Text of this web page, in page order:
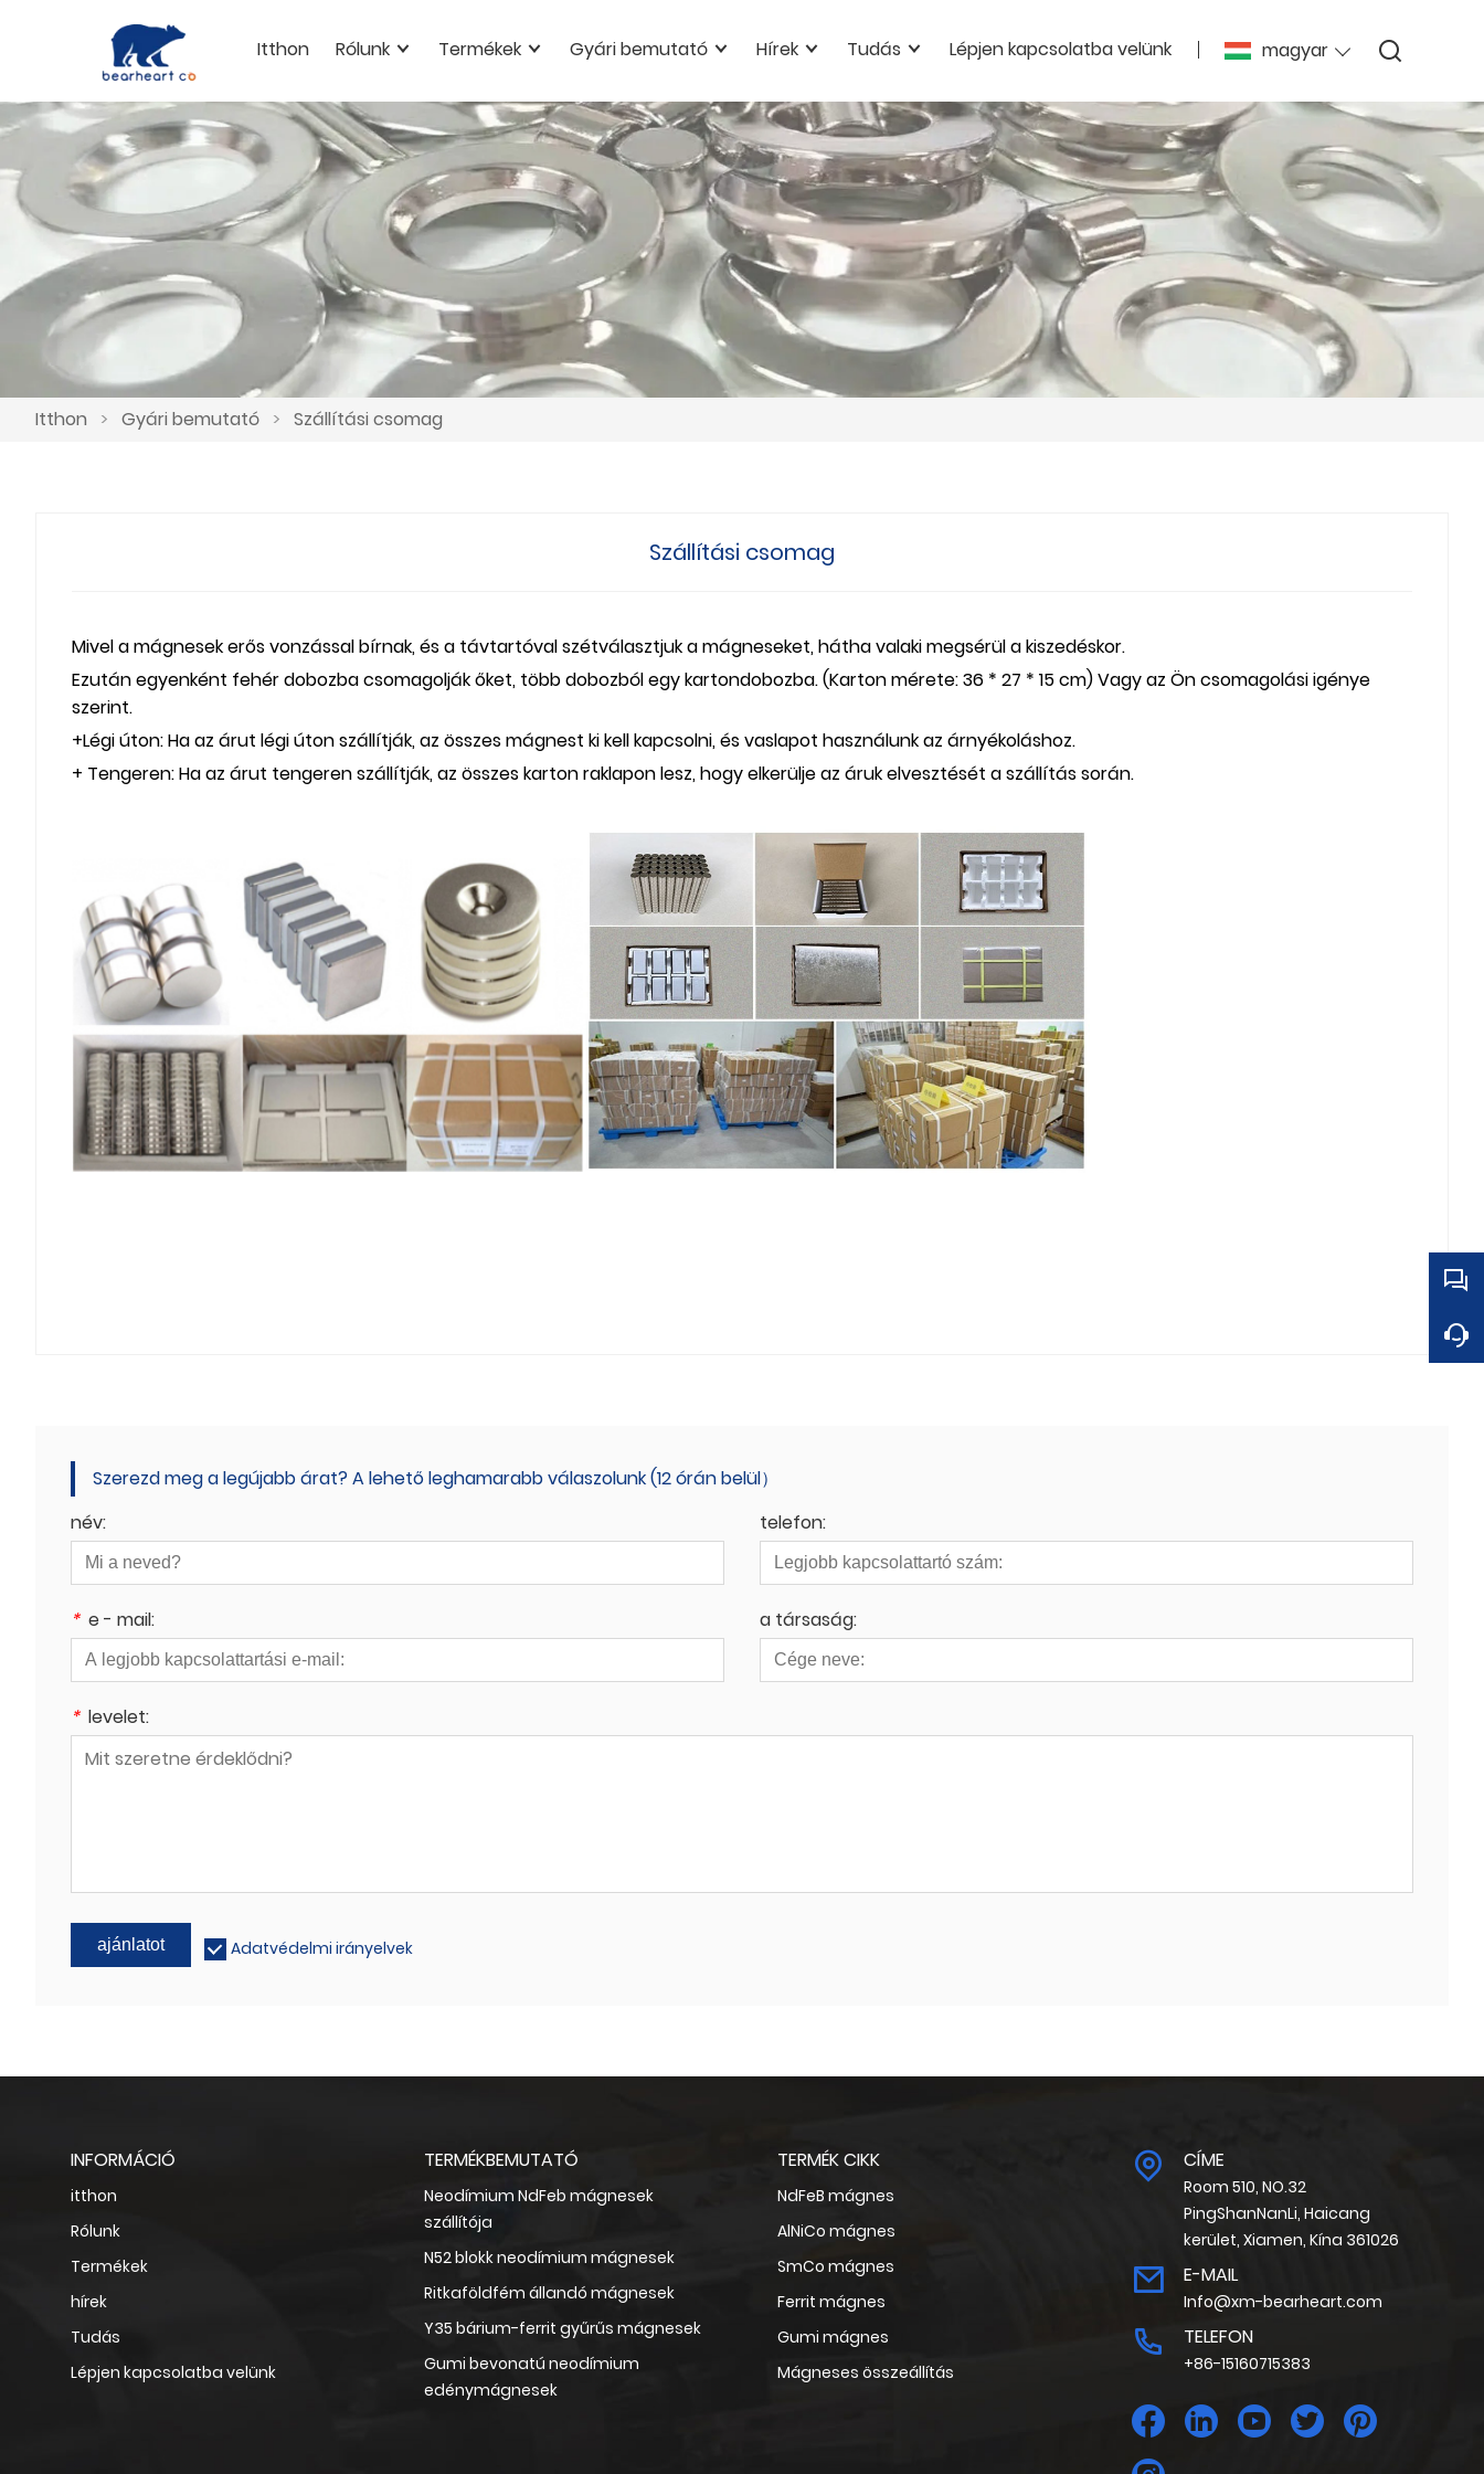
magyar
Itthon Rólunk Termékek Gyári bemutató Hírek Tudás Lépjen kapcsolatba velünk
Itthon > Gyári bemutató > Szállítási csomag
Szállítási csomag
Mivel a mágnesek erős vonzással bírnak, és a távtartóval szétválasztjuk a mágneseket, hátha valaki megsérül a kiszedéskor.
Ezután egyenként fehér dobozba csomagolják őket, több dobozból egy kartondobozba. (Karton mérete: 36 * 27 * 15 cm) Vagy az Ön csomagolási igénye
szerint.
+Légi úton: Ha az árut légi úton szállítják, az összes mágnest ki kell kapcsolni, és vaslapot használunk az árnyékoláshoz.
+ Tengeren: Ha az árut tengeren szállítják, az összes karton raklapon lesz, hogy elkerülje az áruk elvesztését a szállítás során.
Szerezd meg a legújabb árat? A lehető leghamarabb válaszolunk (12 órán belül）
név:
telefon:
* e - mail: a társaság:
* levelet:
ajánlatot Adatvédelmi irányelvek
INFORMÁCIÓ
itthon
Rólunk
Termékek
hírek
Tudás
Lépjen kapcsolatba velünk
TERMÉKBEMUTATÓ
Neodímium NdFeb mágnesek
szállítója
N52 blokk neodímium mágnesek
Ritkaföldfém állandó mágnesek
Y35 bárium-ferrit gyűrűs mágnesek
Gumi bevonatú neodímium
edénymágnesek
TERMÉK CIKK
NdFeB mágnes
AlNiCo mágnes
SmCo mágnes
Ferrit mágnes
Gumi mágnes
Mágneses összeállítás
CÍME
Room 510, NO.32
PingShanNanLi, Haicang
kerület, Xiamen, Kína 361026
E-MAIL
Info@xm-bearheart.com
TELEFON
+86-15160715383